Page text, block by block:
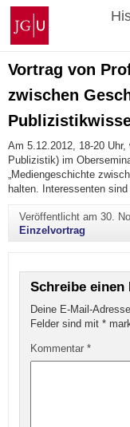
Zum
Inhalt
springen
Johannes
Gutenberg-
Universität
Mainz
Vortrag von
zwischen
Am 5.12.2012, 18-20
Publizistik) im
„Mediengeschichte
halten. Interessenten sind
Veröffentlicht am 30.
Einzelvortrag
Schreibe einen
Deine E-Mail-
Felder sind mit *
Kommentar *